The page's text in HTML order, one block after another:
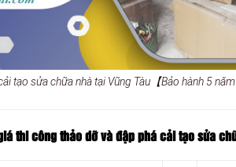
tạo sửa chữa nhà tại Vũng Tàu【Bảo hành 5 năm
thi công thảo dỡ và đập phá cải tạo sửa